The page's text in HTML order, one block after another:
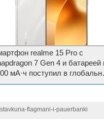
realme 15 Pro с
7 Gen 4 и батареей
мА·ч поступил в
flagmani-i-pauerbanki